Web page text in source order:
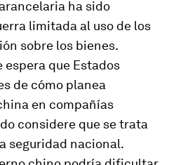
ha sido
limitada al uso de los
sobre los bienes.
espera que Estados
de cómo planea
en compañías
considere que se trata
seguridad nacional.